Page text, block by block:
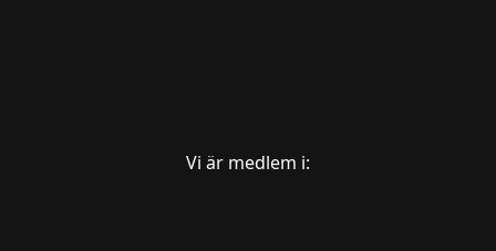
Vi är medlem i: